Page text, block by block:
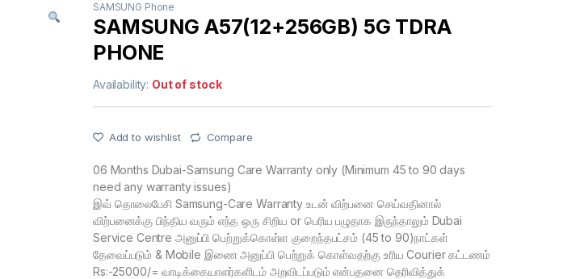
SAMSUNG Phone
SAMSUNG A57(12+256GB) 5G TDRA
PHONE
Availability: Out of stock
Add to wishlist Compare
06 Months Dubai-Samsung Care Warranty only (Minimum 45 to 90 days
need any warranty issues)
இவ் தொலைபேசி Samsung-Care Warranty உடன் விற்பனை செய்வதினால்
விற்பனைக்கு பிந்திய வரும் எந்த ஒரு சிறிய or பெரிய பழுதாக இருந்தாலும் Dubai
Service Centre அனுப்பி பெற்றுக்கொள்ள குறைந்தபட்சம் (45 to 90)நாட்கள்
தேவைப்படும் & Mobile இணை அனுப்பி பெற்றுக் கொள்வதற்கு உரிய Courier கட்டணம்
Rs:-25000/= வாடிக்கையாளர்களிடம் அறவிடப்படும் என்பதனை தெரிவித்துக்